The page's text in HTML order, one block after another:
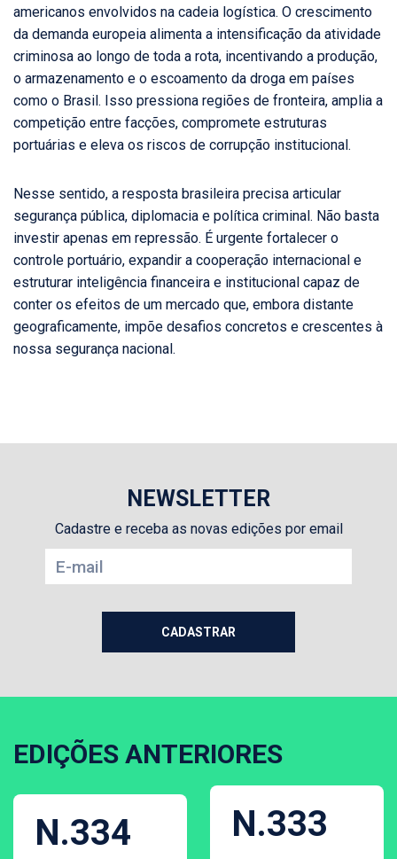
americanos envolvidos na cadeia logística. O crescimento
da demanda europeia alimenta a intensificação da atividade
criminosa ao longo de toda a rota, incentivando a produção,
o armazenamento e o escoamento da droga em países
como o Brasil. Isso pressiona regiões de fronteira, amplia a
competição entre facções, compromete estruturas
portuárias e eleva os riscos de corrupção institucional.
Nesse sentido, a resposta brasileira precisa articular
segurança pública, diplomacia e política criminal. Não basta
investir apenas em repressão. É urgente fortalecer o
controle portuário, expandir a cooperação internacional e
estruturar inteligência financeira e institucional capaz de
conter os efeitos de um mercado que, embora distante
geograficamente, impõe desafios concretos e crescentes à
nossa segurança nacional.
NEWSLETTER
Cadastre e receba as novas edições por email
EDIÇÕES ANTERIORES
N.334 N.333